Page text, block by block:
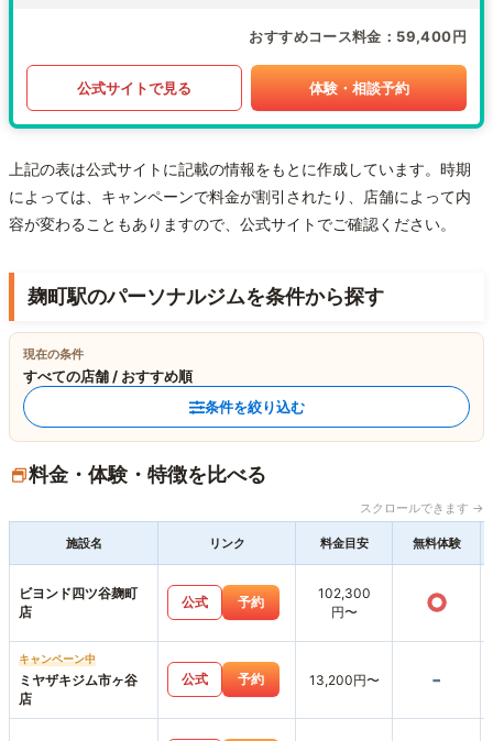
おすすめコース料金 59,400円
公式サイトで見る 体験・相談予約
上記の表は公式サイトに記載の情報をもとに作成しています。時期
によっては、キャンペーンで料金が割引されたり、店舗によって内
容が変わることもありますので、公式サイトでご確認ください。
麹町駅のパーソナルジムを条件から探す
現在の条件
すべての店舗 / おすすめ順
条件を絞り込む
料金・体験・特徴を比べる
スクロールできます →
施設名 リンク 料金目安 無料体験
ビヨンド四ツ谷麹町
店
公式 予約
102,300
円〜
○
キャンペーン中
ミヤザキジム市ヶ谷
店
公式 予約 13,200円〜 -